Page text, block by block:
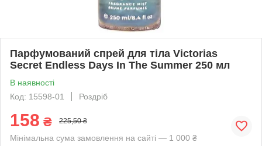
Парфумований спрей для тіла Victorias
Secret Endless Days In The Summer 250 мл
В наявності
Код: 15598-01
Роздріб
158 ₴ 225,50 ₴
Мінімальна сума замовлення на сайті — 1 000 ₴